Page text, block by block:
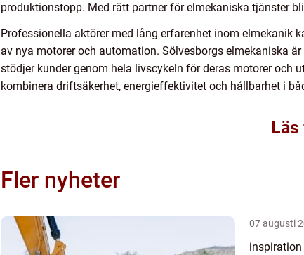
produktionstopp. Med rätt partner för elmekaniska tjänster
Professionella aktörer med lång erfarenhet inom
av nya motorer och automation. Sölvesborgs elmekaniska
stödjer kunder genom hela livscykeln för deras motorer och
kombinera driftsäkerhet, energieffektivitet och hållbarhet i
Fler nyheter
07 augusti
inspiration